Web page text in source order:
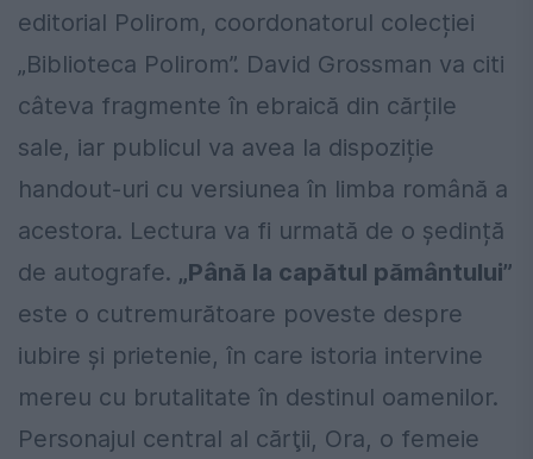
editorial Polirom, coordonatorul colecției
„Biblioteca Polirom”. David Grossman va citi
câteva fragmente în ebraică din cărțile
sale, iar publicul va avea la dispoziție
handout-uri cu versiunea în limba română a
acestora. Lectura va fi urmată de o ședință
de autografe. „Până la capătul pământului”
este o cutremurătoare poveste despre
iubire şi prietenie, în care istoria intervine
mereu cu brutalitate în destinul oamenilor.
Personajul central al cărţii, Ora, o femeie